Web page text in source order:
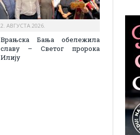
2. АВГУСТА 2026.
Врањска Бања обележила
славу – Светог пророка
Илију